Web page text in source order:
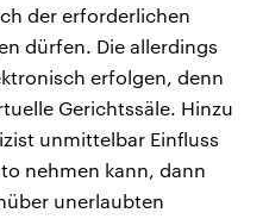
der erforderlichen
dürfen. Die allerdings
erfolgen, denn
Gerichtssäle. Hinzu
unmittelbar Einfluss
nehmen kann, dann
unerlaubten